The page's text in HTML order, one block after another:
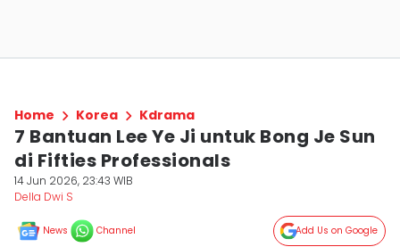
Home Korea Kdrama
7 Bantuan Lee Ye Ji untuk Bong Je Sun
di Fifties Professionals
14 Jun 2026, 23:43 WIB
Della Dwi S
News Channel Add Us on Google